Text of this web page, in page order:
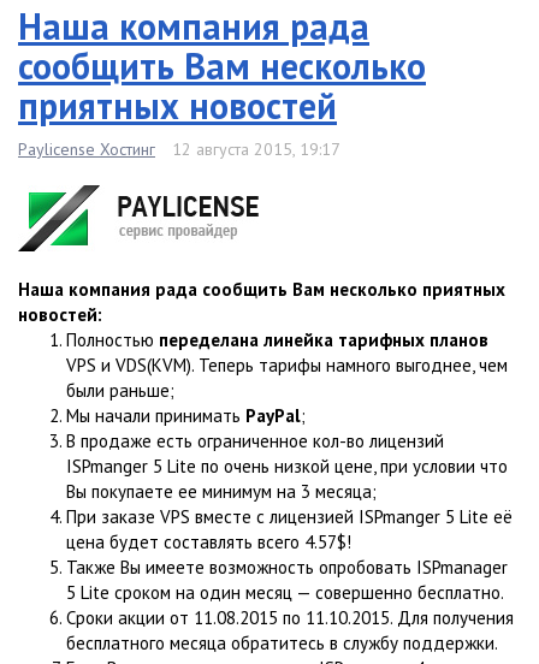
Наша компания рада
сообщить Вам несколько
приятных новостей
Paylicense Хостинг 12 августа 2015, 19:17
Наша компания рада сообщить Вам несколько приятных
новостей:
Полностью переделана линейка тарифных планов
VPS и VDS(KVM). Теперь тарифы намного выгоднее, чем
были раньше;
Мы начали принимать PayPal;
В продаже есть ограниченное кол-во лицензий
ISPmanger 5 Lite по очень низкой цене, при условии что
Вы покупаете ее минимум на 3 месяца;
При заказе VPS вместе с лицензией ISPmanger 5 Lite её
цена будет составлять всего 4.57$!
Также Вы имеете возможность опробовать ISPmanager
5 Lite сроком на один месяц — совершенно бесплатно.
Сроки акции от 11.08.2015 по 11.10.2015. Для получения
бесплатного месяца обратитесь в службу поддержки.